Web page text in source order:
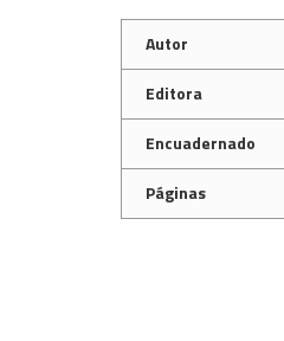
Autor
Editora
Encuadernado
Páginas